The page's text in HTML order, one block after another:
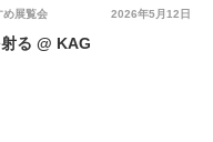
2026年5月12日
め展覧会
射る @ KAG